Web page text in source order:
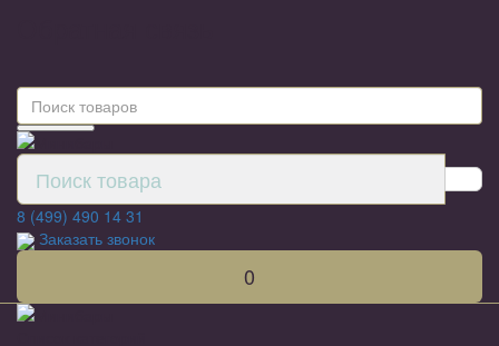
8 (499) 490 14 31
Заказать звонок
0